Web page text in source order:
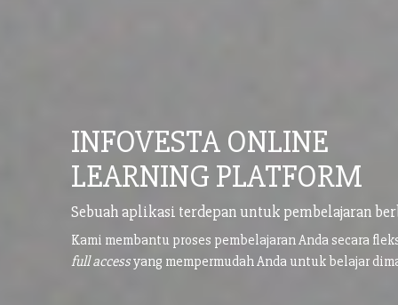
INFOVESTA ONLINE
LEARNING PLATFORM
Sebuah aplikasi terdepan untuk pembelajaran
Kami membantu proses pembelajaran Anda secara
full accessyang mempermudah Anda untuk belajar